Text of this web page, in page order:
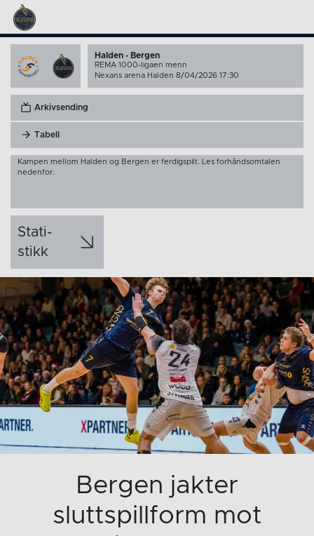
Halden - Bergen
REMA 1000-ligaen menn
Nexans arena Halden 8/04/2026 17:30
Arkivsending
Tabell
Kampen mellom Halden og Bergen er ferdigspilt. Les forhåndsomtalen
nedenfor.
Stati­
stikk
Bergen jakter
sluttspillform mot